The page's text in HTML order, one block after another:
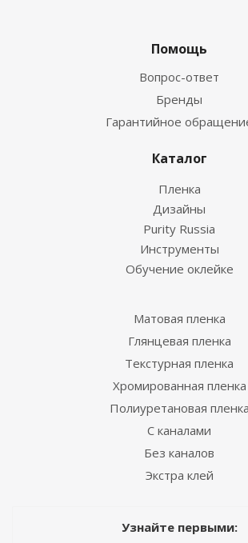
Помощь
Вопрос-ответ
Бренды
Гарантийное
Каталог
Пленка
Дизайны
Purity Russia
Инструменты
Обучение оклейке
Матовая пленка
Глянцевая пленка
Текстурная пленка
Хромированная пленка
Полиуретановая пленка
С каналами
Без каналов
Экстра клей
Узнайте первыми: